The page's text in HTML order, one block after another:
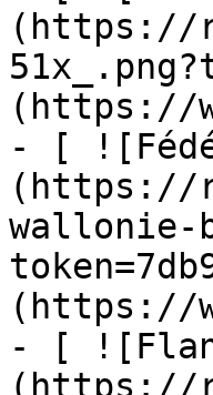
(https://
(https://
- [
(https://
wallonie-
(https://
- [
(https://